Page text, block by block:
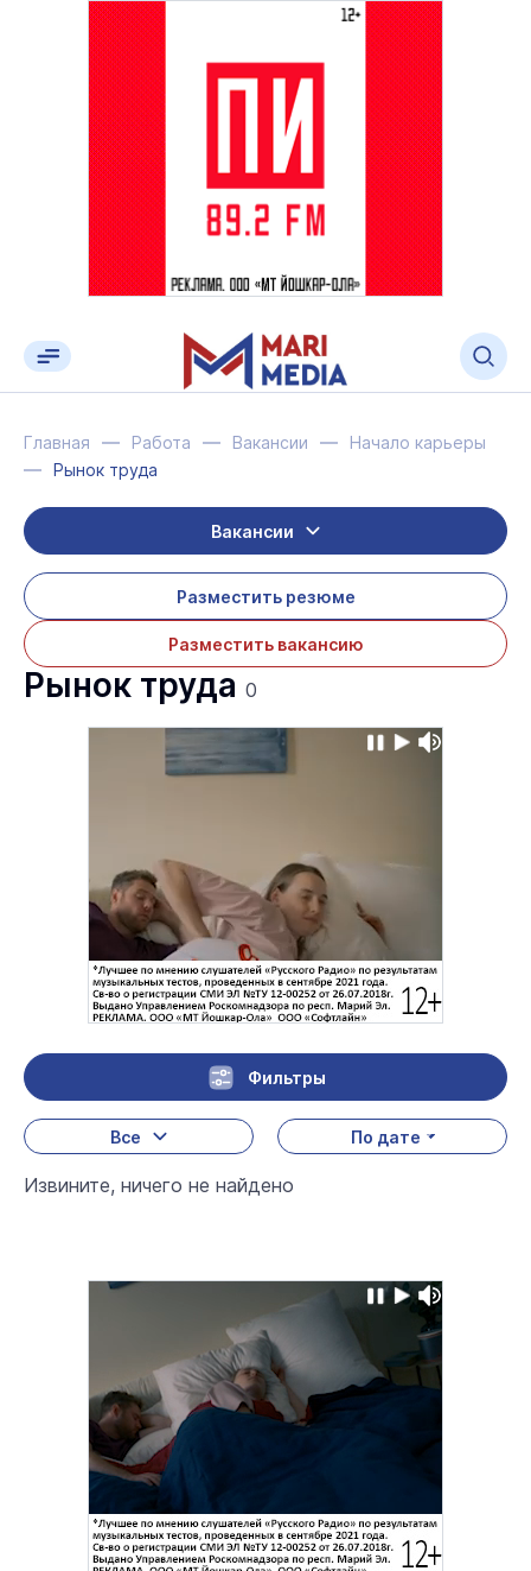
Главная Работа Вакансии
Начало карьеры
Рынок труда
Разместить резюме
Разместить вакансию
Вакансии
Рынок труда 0
Фильтры
Все По дате
Извините, ничего не найдено